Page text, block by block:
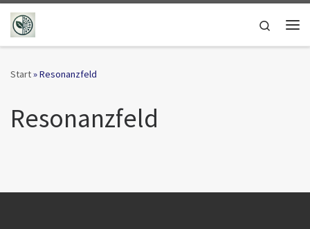
Zum Inhalt springen
Search
Start»Resonanzfeld
Resonanzfeld